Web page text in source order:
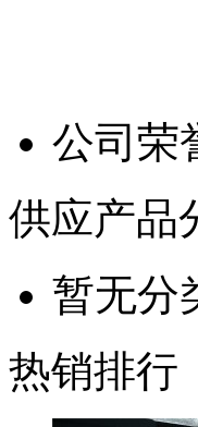
公司荣
供应产品
暂无分
热销排行